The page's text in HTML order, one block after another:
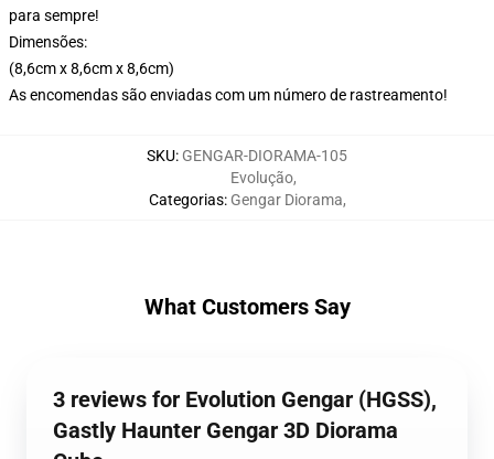
para sempre!
Dimensões:
(8,6cm x 8,6cm x 8,6cm)
As encomendas são enviadas com um número de rastreamento!
SKU: GENGAR-DIORAMA-105
Categorias:
Evolução,
Gengar Diorama,
What Customers Say
3 reviews for Evolution Gengar (HGSS),
Gastly Haunter Gengar 3D Diorama